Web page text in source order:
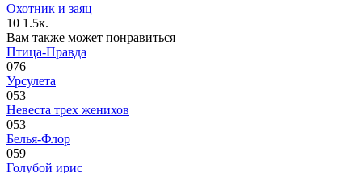
Охотник и заяц
10 1.5к.
Вам также может понравиться
Птица-Правда
076
Урсулета
053
Невеста трех женихов
053
Белья-Флор
059
Голубой ирис